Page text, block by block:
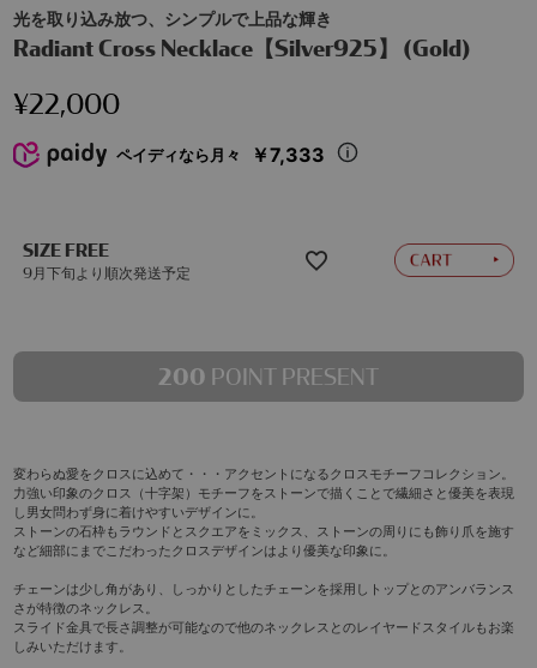
光を取り込み放つ、シンプルで上品な輝き
Radiant Cross Necklace【Silver925】 (Gold)
¥22,000
ペイディなら月々 ￥7,333
SIZE FREE
9月下旬より順次発送予定
200 POINT PRESENT
変わらぬ愛をクロスに込めて・・・アクセントになるクロスモチーフコレクション。
力強い印象のクロス（十字架）モチーフをストーンで描くことで繊細さと優美を表現
し男女問わず身に着けやすいデザインに。
ストーンの石枠もラウンドとスクエアをミックス、ストーンの周りにも飾り爪を施す
など細部にまでこだわったクロスデザインはより優美な印象に。
チェーンは少し角があり、しっかりとしたチェーンを採用しトップとのアンバランス
さが特徴のネックレス。
スライド金具で長さ調整が可能なので他のネックレスとのレイヤードスタイルもお楽
しみいただけます。